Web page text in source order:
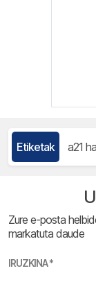
Etiketak a21
Zure e-posta
markatuta daude
IRUZKINA*